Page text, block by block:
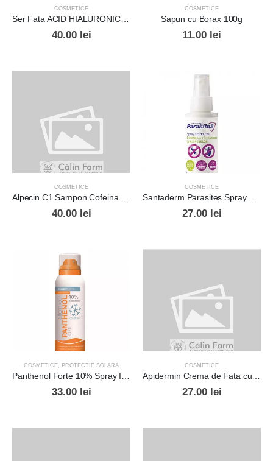
COSMETICE
Ser Fata ACID HIALURONIC x 30 ml
40.00 lei
COSMETICE
Sapun cu Borax 100g
11.00 lei
COSMETICE
40.00 lei
COSMETICE
27.00 lei
COSMETICE PROTECTIE SOLARA
33.00 lei
COSMETICE
27.00 lei